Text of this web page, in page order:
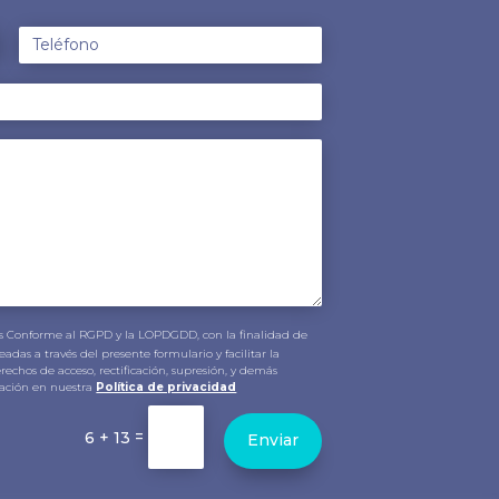
al RGPD y la LOPDGDD, con la finalidad de
a través del presente formulario y facilitar la
de acceso, rectificación, supresión, y demás
en nuestra Política de privacidad
6 + 13 = Enviar